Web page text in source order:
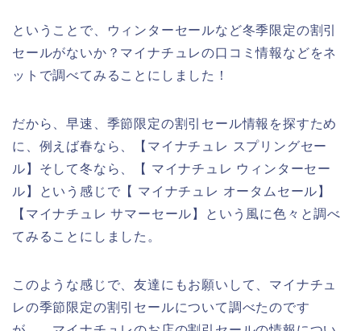
ということで、ウィンターセールなど冬季限定の割引
セールがないか？マイナチュレの口コミ情報などをネ
ットで調べてみることにしました！
だから、早速、季節限定の割引セール情報を探すため
に、例えば春なら、【マイナチュレ スプリングセー
ル】そして冬なら、【 マイナチュレ ウィンターセー
ル】という感じで【 マイナチュレ オータムセール】
【マイナチュレ サマーセール】という風に色々と調べ
てみることにしました。
このような感じで、友達にもお願いして、マイナチュ
レの季節限定の割引セールについて調べたのです